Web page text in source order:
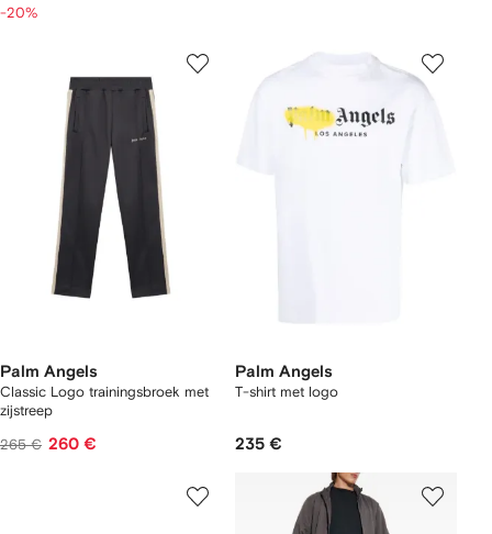
-20%
Palm Angels
Classic Logo trainingsbroek met
zijstreep
265 € 260 €
Palm Angels
T-shirt met logo
235 €